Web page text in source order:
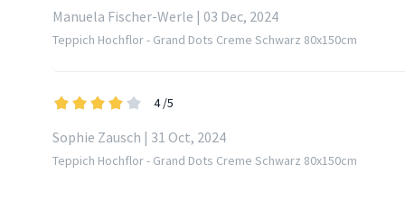
Manuela Fischer-Werle | 03 Dec, 2024
Teppich Hochflor - Grand Dots Creme Schwarz 80x150cm
4 /5
Sophie Zausch | 31 Oct, 2024
Teppich Hochflor - Grand Dots Creme Schwarz 80x150cm